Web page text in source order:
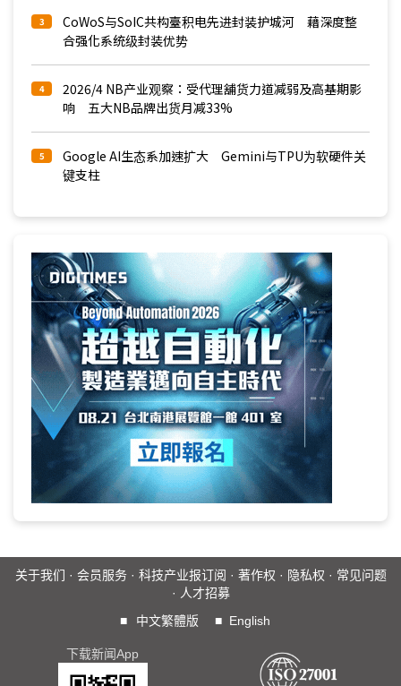
3
CoWoS与SoIC共构臺积电先进封装护城河 藉深度整
合强化系统级封装优势
4
2026/4 NB产业观察：受代理舖货力道减弱及高基期影
响 五大NB品牌出货月减33%
5
Google AI生态系加速扩大 Gemini与TPU为软硬件关
键支柱
关于我们 · 会员服务· 科技产业报订阅 · 著作权 · 隐私权 · 常见问题
· 人才招募
■
中文繁體版 ■ English
下载新闻App